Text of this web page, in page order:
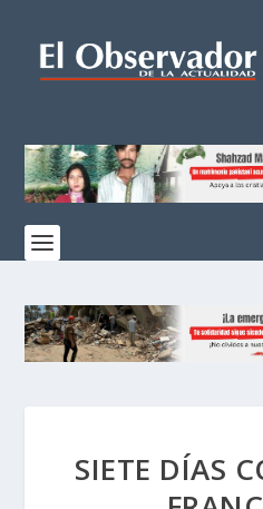
SIETE DÍAS